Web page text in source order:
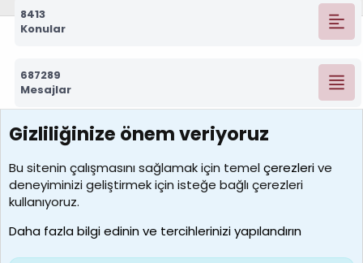
8413
Konular
687289
Mesajlar
7389
Kullanıcılar
idriskaancelik
Son üye
Gizliliğinize önem veriyoruz
Bu sitenin çalışmasını sağlamak için temelçerezlerive
deneyiminizi geliştirmek için isteğe bağlı çerezleri
kullanıyoruz.
Daha fazla bilgi edinin ve tercihlerinizi yapılandırın